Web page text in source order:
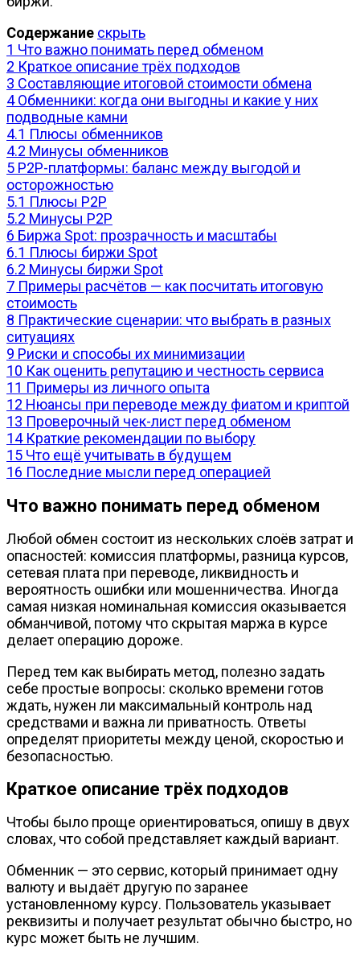
Содержание скрыть
1 Что важно понимать перед обменом
2 Краткое описание трёх подходов
3 Составляющие итоговой стоимости обмена
4 Обменники: когда они выгодны и какие у них
подводные камни
4.1 Плюсы обменников
4.2 Минусы обменников
5 P2P-платформы: баланс между выгодой и
осторожностью
5.1 Плюсы P2P
5.2 Минусы P2P
6 Биржа Spot: прозрачность и масштабы
6.1 Плюсы биржи Spot
6.2 Минусы биржи Spot
7 Примеры расчётов — как посчитать итоговую
стоимость
8 Практические сценарии: что выбрать в разных
ситуациях
9 Риски и способы их минимизации
10 Как оценить репутацию и честность сервиса
11 Примеры из личного опыта
12 Нюансы при переводе между фиатом и криптой
13 Проверочный чек-лист перед обменом
14 Краткие рекомендации по выбору
15 Что ещё учитывать в будущем
16 Последние мысли перед операцией
Что важно понимать перед обменом
Любой обмен состоит из нескольких слоёв затрат и
опасностей: комиссия платформы, разница курсов,
сетевая плата при переводе, ликвидность и
вероятность ошибки или мошенничества. Иногда
самая низкая номинальная комиссия оказывается
обманчивой, потому что скрытая маржа в курсе
делает операцию дороже.
Перед тем как выбирать метод, полезно задать
себе простые вопросы: сколько времени готов
ждать, нужен ли максимальный контроль над
средствами и важна ли приватность. Ответы
определят приоритеты между ценой, скоростью и
безопасностью.
Краткое описание трёх подходов
Чтобы было проще ориентироваться, опишу в двух
словах, что собой представляет каждый вариант.
Обменник — это сервис, который принимает одну
валюту и выдаёт другую по заранее
установленному курсу. Пользователь указывает
реквизиты и получает результат обычно быстро, но
курс может быть не лучшим.